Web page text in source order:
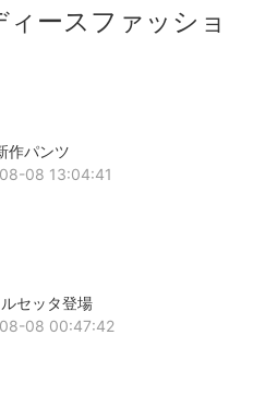
ィースファッショ
作パンツ
08 13:04:41
セッタ登場
08 00:47:42